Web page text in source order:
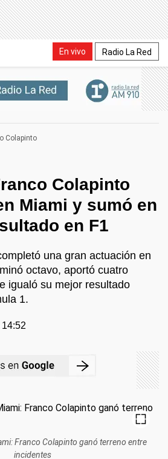
En vivo Radio La Red
Colapinto
Colapinto
Miami y sumó en
en F1
una gran actuación en
octavo, aportó cuatro
igualó su mejor resultado
1.
Franco Colapinto ganó terreno entre
incidentes